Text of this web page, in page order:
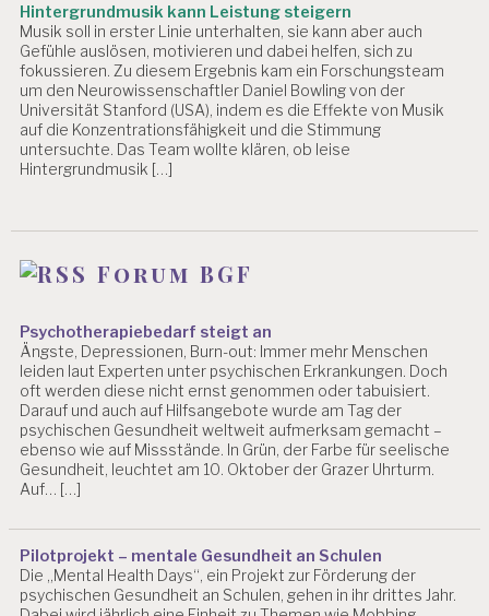
Hintergrundmusik kann Leistung steigern
Musik soll in erster Linie unterhalten, sie kann aber auch
Gefühle auslösen, motivieren und dabei helfen, sich zu
fokussieren. Zu diesem Ergebnis kam ein Forschungsteam
um den Neurowissenschaftler Daniel Bowling von der
Universität Stanford (USA), indem es die Effekte von Musik
auf die Konzentrationsfähigkeit und die Stimmung
untersuchte. Das Team wollte klären, ob leise
Hintergrundmusik […]
Forum BGF
Psychotherapiebedarf steigt an
Ängste, Depressionen, Burn-out: Immer mehr Menschen
leiden laut Experten unter psychischen Erkrankungen. Doch
oft werden diese nicht ernst genommen oder tabuisiert.
Darauf und auch auf Hilfsangebote wurde am Tag der
psychischen Gesundheit weltweit aufmerksam gemacht –
ebenso wie auf Missstände. In Grün, der Farbe für seelische
Gesundheit, leuchtet am 10. Oktober der Grazer Uhrturm.
Auf… […]
Pilotprojekt – mentale Gesundheit an Schulen
Die „Mental Health Days“, ein Projekt zur Förderung der
psychischen Gesundheit an Schulen, gehen in ihr drittes Jahr.